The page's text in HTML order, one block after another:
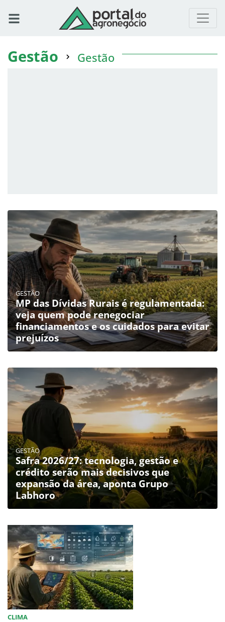
Gestão Gestão
GESTÃO
MP das Dívidas Rurais é regulamentada:
veja quem pode renegociar
financiamentos e os cuidados para evitar
prejuízos
GESTÃO
Safra 2026/27: tecnologia, gestão e
crédito serão mais decisivos que
expansão da área, aponta Grupo
Labhoro
CLIMA